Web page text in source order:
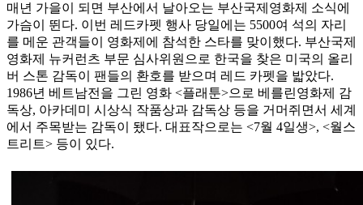
매년 가을이 되면 부산에서 날아오는 부산국제영화제 소식에
가슴이 뛴다. 이번 레드카펫 행사 당일에는 5500여 석의 자리
를 메운 관객들이 영화제에 참석한 스타를 맞이했다. 부산국제
영화제 뉴커런츠 부문 심사위원으로 한국을 찾은 미국의 올리
버 스톤 감독이 팬들의 환호를 받으며 레드 카펫을 밟았다.
1986년 베트남전을 그린 영화 <플래툰>으로 베를린영화제 감
독상, 아카데미 시상식 작품상과 감독상 등을 거머쥐면서 세계
에서 주목받는 감독이 됐다. 대표작으로는 <7월 4일생>, <월스
트리트> 등이 있다.